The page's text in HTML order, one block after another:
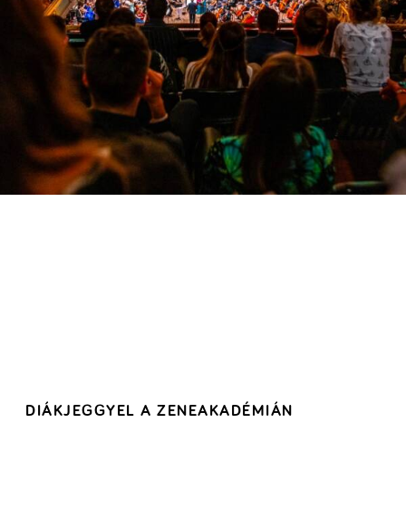
DIÁKJEGGYEL A ZENEAKADÉMIÁN